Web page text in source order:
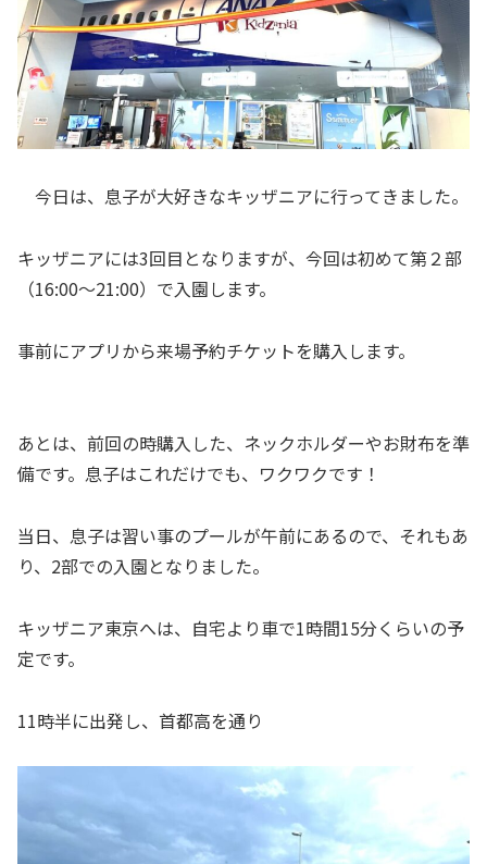
今日は、息子が大好きなキッザニアに行ってきました。
キッザニアには3回目となりますが、今回は初めて第２部
（16:00〜21:00）で入園します。
事前にアプリから来場予約チケットを購入します。
あとは、前回の時購入した、ネックホルダーやお財布を準
備です。息子はこれだけでも、ワクワクです！
当日、息子は習い事のプールが午前にあるので、それもあ
り、2部での入園となりました。
キッザニア東京へは、自宅より車で1時間15分くらいの予
定です。
11時半に出発し、首都高を通り